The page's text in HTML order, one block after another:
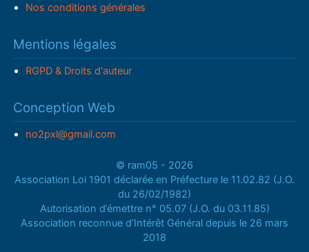
Nos conditions générales
Mentions légales
RGPD & Droits d'auteur
Conception Web
no2pxl@gmail.com
© ram05 - 2026
Association Loi 1901 déclarée en Préfecture le 11.02.82 (J.O.
du 26/02/1982)
Autorisation d’émettre n° 05.07 (J.O. du 03.11.85)
Association reconnue d’Intérêt Général depuis le 26 mars
2018